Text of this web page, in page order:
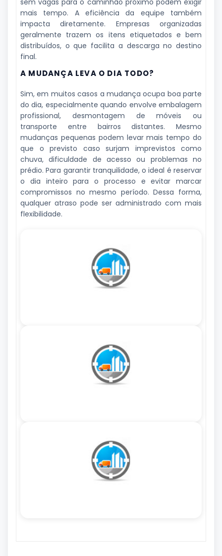
sem vagas para o caminhão próximo podem exigir
mais tempo. A eficiência da equipe também
impacta diretamente. Empresas organizadas
geralmente trazem os itens etiquetados e bem
distribuídos, o que facilita a descarga no destino
final.
A MUDANÇA LEVA O DIA TODO?
Sim, em muitos casos a mudança ocupa boa parte
do dia, especialmente quando envolve embalagem
profissional, desmontagem de móveis ou
transporte entre bairros distantes. Mesmo
mudanças pequenas podem levar mais tempo do
que o previsto caso surjam imprevistos como
chuva, dificuldade de acesso ou problemas no
prédio. Para garantir tranquilidade, o ideal é reservar
o dia inteiro para o processo e evitar marcar
compromissos no mesmo período. Dessa forma,
qualquer atraso pode ser administrado com mais
flexibilidade.